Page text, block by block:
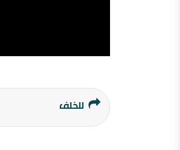
للخلف